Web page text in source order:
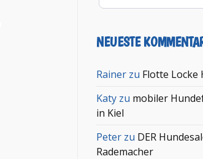
NEUESTE
Rainer zu Flotte Locke
Katy zu mobiler
in Kiel
Peter zu DER
Rademacher